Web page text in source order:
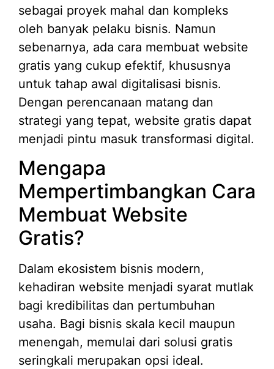
sebagai proyek mahal dan kompleks
oleh banyak pelaku bisnis. Namun
sebenarnya, ada cara membuat website
gratis yang cukup efektif, khususnya
untuk tahap awal digitalisasi bisnis.
Dengan perencanaan matang dan
strategi yang tepat, website gratis dapat
menjadi pintu masuk transformasi digital.
Mengapa
Mempertimbangkan Cara
Membuat Website
Gratis?
Dalam ekosistem bisnis modern,
kehadiran website menjadi syarat mutlak
bagi kredibilitas dan pertumbuhan
usaha. Bagi bisnis skala kecil maupun
menengah, memulai dari solusi gratis
seringkali merupakan opsi ideal.